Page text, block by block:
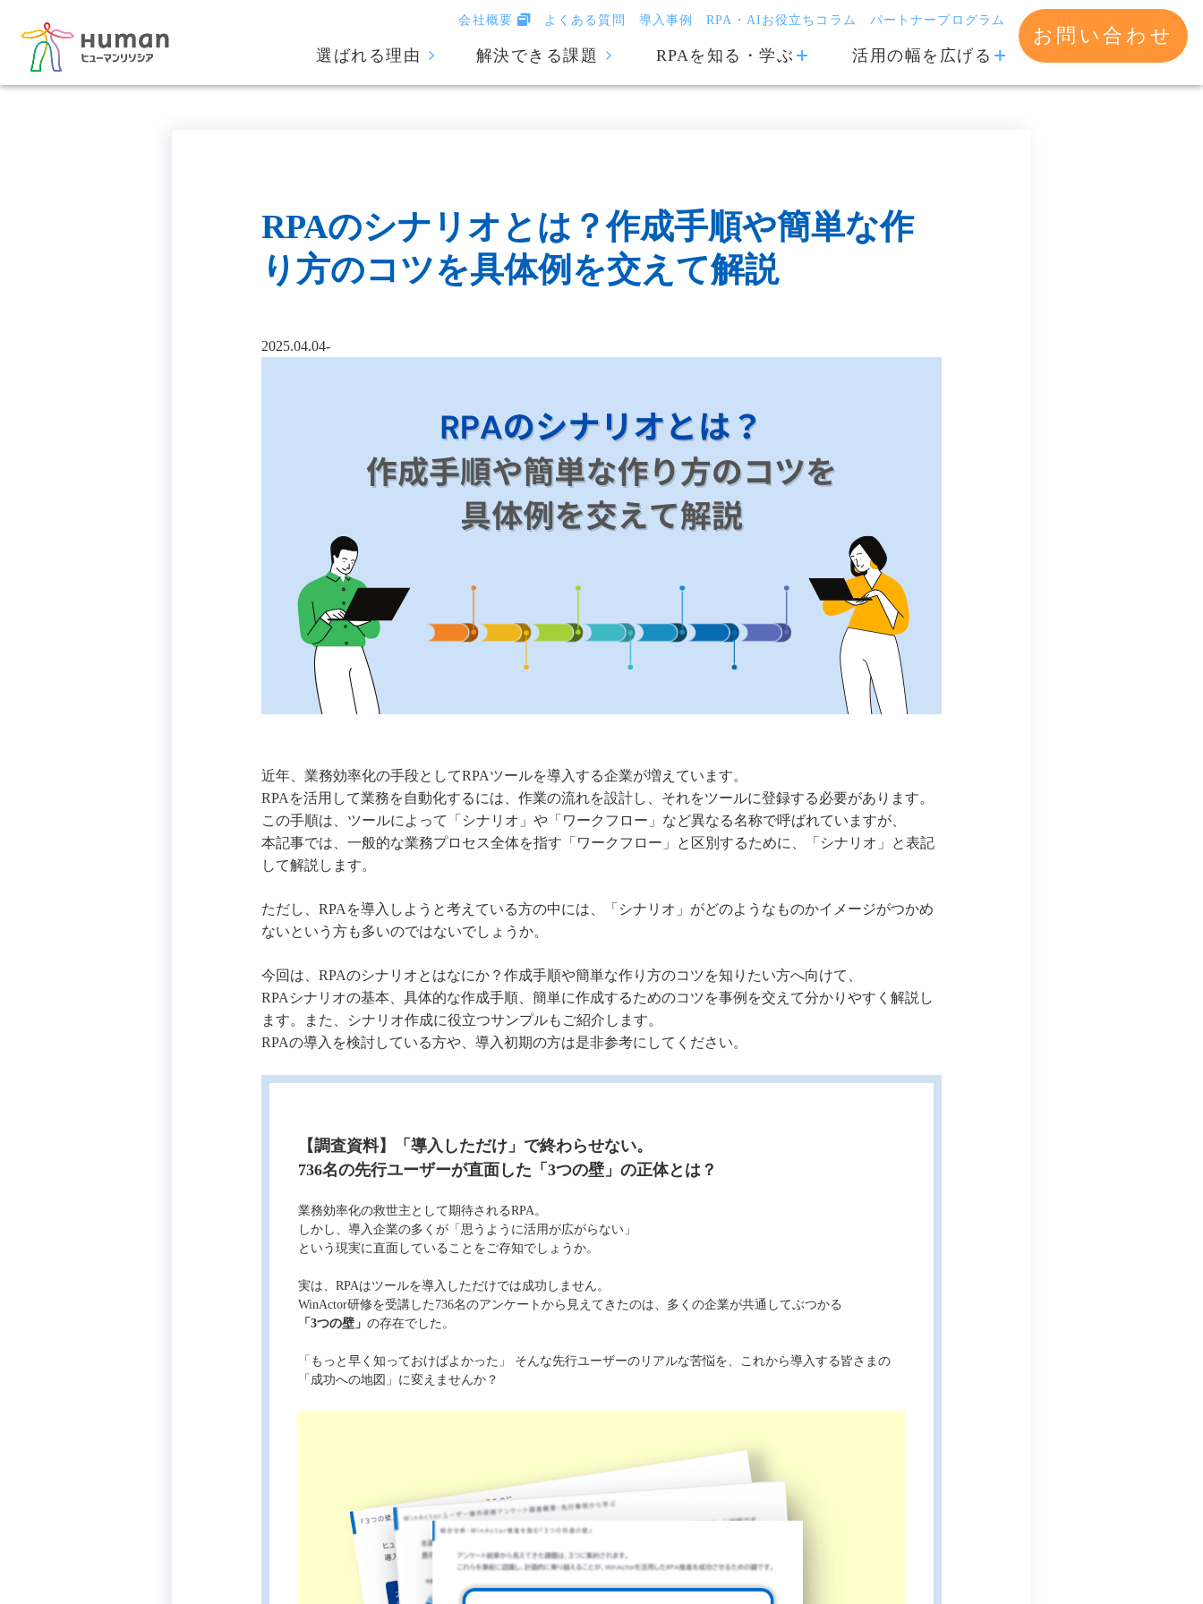
会社概要 よくある質問 導入事例 RPA・AIお役立ちコラム パートナープログラム
選ばれる理由 解決できる課題 RPAを知る・学ぶ 活用の幅を広げる
お問い合わせ
RPAのシナリオとは？作成手順や簡単な作
り方のコツを具体例を交えて解説
2025.04.04‐
近年、業務効率化の手段としてRPAツールを導入する企業が増えています。
RPAを活用して業務を自動化するには、作業の流れを設計し、それをツールに登録する必要があります。
この手順は、ツールによって「シナリオ」や「ワークフロー」など異なる名称で呼ばれていますが、
本記事では、一般的な業務プロセス全体を指す「ワークフロー」と区別するために、「シナリオ」と表記
して解説します。
ただし、RPAを導入しようと考えている方の中には、「シナリオ」がどのようなものかイメージがつかめ
ないという方も多いのではないでしょうか。
今回は、RPAのシナリオとはなにか？作成手順や簡単な作り方のコツを知りたい方へ向けて、
RPAシナリオの基本、具体的な作成手順、簡単に作成するためのコツを事例を交えて分かりやすく解説し
ます。また、シナリオ作成に役立つサンプルもご紹介します。
RPAの導入を検討している方や、導入初期の方は是非参考にしてください。
【調査資料】「導入しただけ」で終わらせない。
736名の先行ユーザーが直面した「3つの壁」の正体とは？
業務効率化の救世主として期待されるRPA。
しかし、導入企業の多くが「思うように活用が広がらない」
という現実に直面していることをご存知でしょうか。
実は、RPAはツールを導入しただけでは成功しません。
WinActor研修を受講した736名のアンケートから見えてきたのは、多くの企業が共通してぶつかる
「3つの壁」 の存在でした。
「もっと早く知っておけばよかった」 そんな先行ユーザーのリアルな苦悩を、これから導入する皆さまの
「成功への地図」に変えませんか？